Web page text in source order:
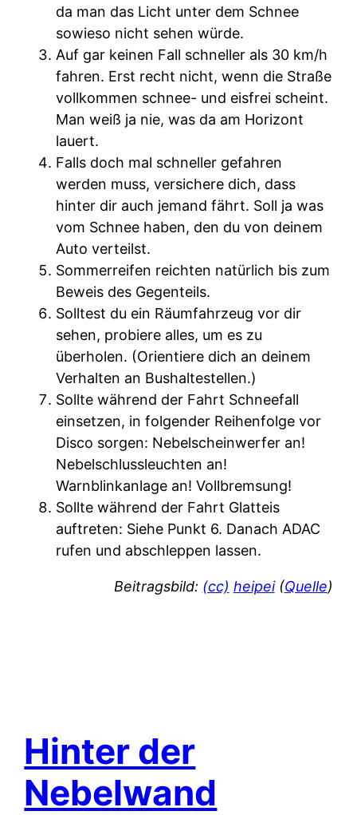
da man das Licht unter dem Schnee
sowieso nicht sehen würde.
Auf gar keinen Fall schneller als 30 km/h
fahren. Erst recht nicht, wenn die Straße
vollkommen schnee- und eisfrei scheint.
Man weiß ja nie, was da am Horizont
lauert.
Falls doch mal schneller gefahren
werden muss, versichere dich, dass
hinter dir auch jemand fährt. Soll ja was
vom Schnee haben, den du von deinem
Auto verteilst.
Sommerreifen reichten natürlich bis zum
Beweis des Gegenteils.
Solltest du ein Räumfahrzeug vor dir
sehen, probiere alles, um es zu
überholen. (Orientiere dich an deinem
Verhalten an Bushaltestellen.)
Sollte während der Fahrt Schneefall
einsetzen, in folgender Reihenfolge vor
Disco sorgen: Nebelscheinwerfer an!
Nebelschlussleuchten an!
Warnblinkanlage an! Vollbremsung!
Sollte während der Fahrt Glatteis
auftreten: Siehe Punkt 6. Danach ADAC
rufen und abschleppen lassen.
Beitragsbild: (cc) heipei(Quelle)
Hinter der
Nebelwand